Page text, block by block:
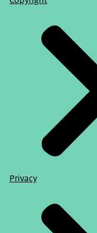
Privacy